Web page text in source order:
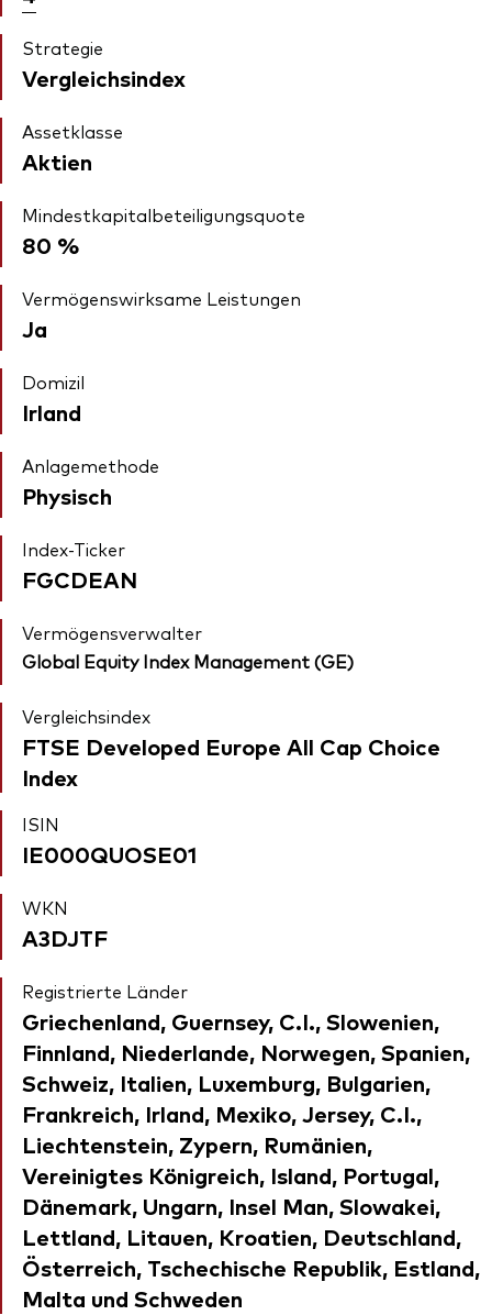
Strategie
Vergleichsindex
Assetklasse
Aktien
Mindestkapitalbeteiligungsquote
80 %
Vermögenswirksame Leistungen
Ja
Domizil
Irland
Anlagemethode
Physisch
Index-Ticker
FGCDEAN
Vermögensverwalter
Global Equity Index Management (GE)
Vergleichsindex
FTSE Developed Europe All Cap Choice
Index
ISIN
IE000QUOSE01
WKN
A3DJTF
Registrierte Länder
Griechenland, Guernsey, C.I., Slowenien,
Finnland, Niederlande, Norwegen, Spanien,
Schweiz, Italien, Luxemburg, Bulgarien,
Frankreich, Irland, Mexiko, Jersey, C.I.,
Liechtenstein, Zypern, Rumänien,
Vereinigtes Königreich, Island, Portugal,
Dänemark, Ungarn, Insel Man, Slowakei,
Lettland, Litauen, Kroatien, Deutschland,
Österreich, Tschechische Republik, Estland,
Malta und Schweden